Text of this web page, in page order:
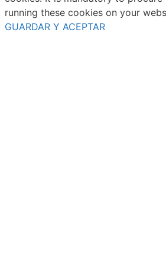
running these cookies on your
GUARDAR Y ACEPTAR